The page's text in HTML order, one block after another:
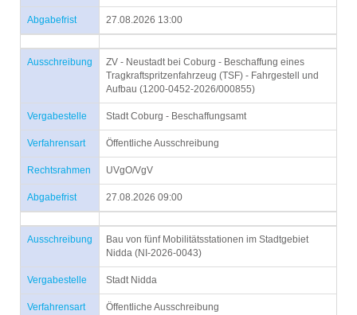
Abgabefrist 27.08.2026 13:00
Ausschreibung
ZV - Neustadt bei Coburg - Beschaffung eines
Tragkraftspritzenfahrzeug (TSF) - Fahrgestell und
Aufbau (1200-0452-2026/000855)
Vergabestelle Stadt Coburg - Beschaffungsamt
Verfahrensart Öffentliche Ausschreibung
Rechtsrahmen UVgO/VgV
Abgabefrist 27.08.2026 09:00
Ausschreibung
Bau von fünf Mobilitätsstationen im Stadtgebiet
Nidda (NI-2026-0043)
Vergabestelle Stadt Nidda
Verfahrensart Öffentliche Ausschreibung